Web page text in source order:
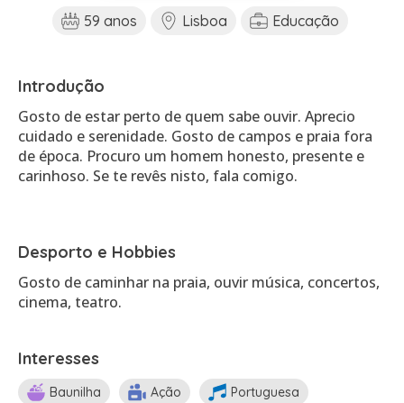
59 anos Lisboa Educação
Introdução
Gosto de estar perto de quem sabe ouvir. Aprecio
cuidado e serenidade. Gosto de campos e praia fora
de época. Procuro um homem honesto, presente e
carinhoso. Se te revês nisto, fala comigo.
Desporto e Hobbies
Gosto de caminhar na praia, ouvir música, concertos,
cinema, teatro.
Interesses
Baunilha Ação Portuguesa